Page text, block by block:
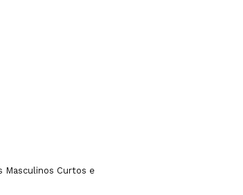
Masculinos Curtos e